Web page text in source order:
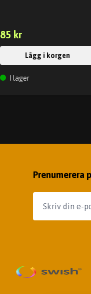
85 kr
Lägg i korgen
I lager
Prenumerera